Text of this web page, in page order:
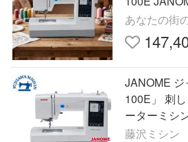
う 文字刺し
穴糸通し 自
あなたの街
JANOME
100E」 刺
ーターミシ
い
藤沢ミシン